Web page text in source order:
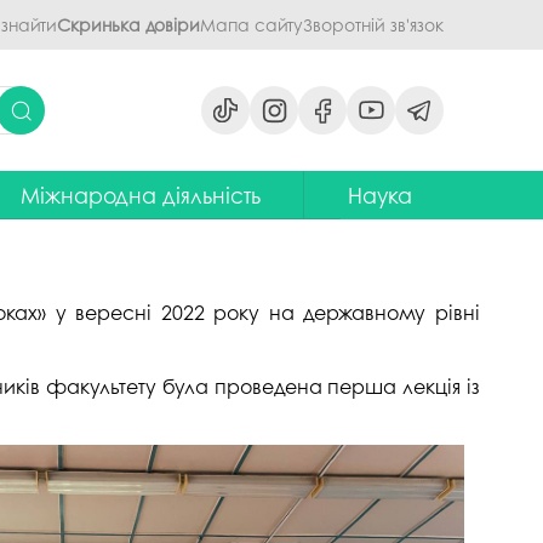
Скринька довіриМапа сайтуЗворотній зв'язок
процесу
Міжнародна діяльність
Центр європейської освіти та
інтернаціоналізації
європейський
Навчання в Польші
програми Еразмус+,
Наука
наукові школи
Стартап-школа «ПроБізнес»
Інформаційно-
консультаційний центр
міжнародного методичного
забезпечення
у вересні 2022 року на державному рівні
факультету була проведена перша лекція із